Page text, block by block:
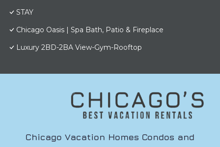
STAY
Chicago Oasis | Spa Bath, Patio & Fireplace
Luxury 2BD-2BA View-Gym-Rooftop
Chicago Vacation Homes Condos and